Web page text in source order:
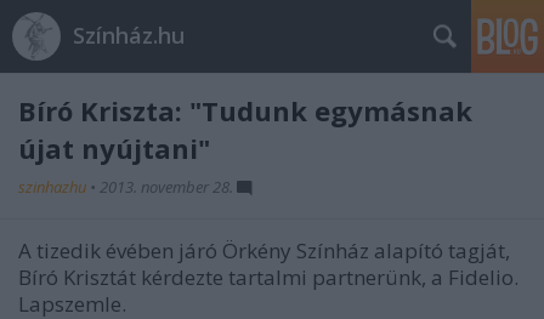
Színház.hu
Bíró Kriszta: "Tudunk egymásnak
újat nyújtani"
szinhazhu • 2013. november 28.
A tizedik évében járó Örkény Színház alapító tagját,
Bíró Krisztát kérdezte tartalmi partnerünk, a Fidelio.
Lapszemle.